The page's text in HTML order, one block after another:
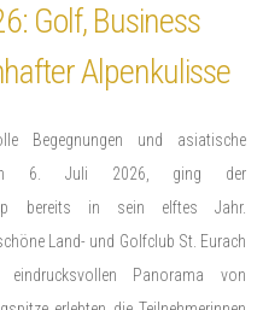
Golf, Business
Alpenkulisse
Begegnungen und asiatische
6. Juli 2026, ging der
bereits in sein elftes Jahr.
Land- und Golfclub St. Eurach
Panorama von